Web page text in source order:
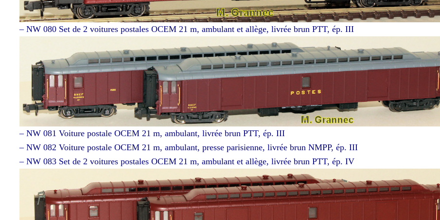
– NW 080 Set de 2 voitures postales OCEM 21 m, ambulant et allège, livrée brun PTT, ép. III
– NW 081 Voiture postale OCEM 21 m, ambulant, livrée brun PTT, ép. III
– NW 082 Voiture postale OCEM 21 m, ambulant, presse parisienne, livrée brun NMPP, ép. III
– NW 083 Set de 2 voitures postales OCEM 21 m, ambulant et allège, livrée brun PTT, ép. IV